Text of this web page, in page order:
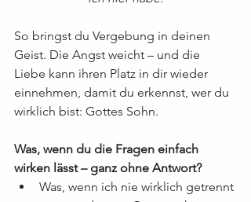
So bringst du Vergebung in deinen
Geist. Die Angst weicht – und die
Liebe kann ihren Platz in dir wieder
einnehmen, damit du erkennst, wer du
wirklich bist: Gottes Sohn.
Was, wenn du die Fragen einfach
wirken lässt – ganz ohne Antwort?
Was, wenn ich nie wirklich getrennt